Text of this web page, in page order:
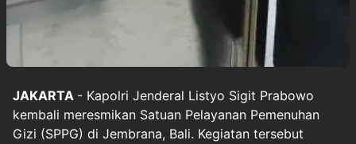
JAKARTA - Kapolri Jenderal Listyo Sigit Prabowo
kembali meresmikan Satuan Pelayanan Pemenuhan
Gizi (SPPG) di Jembrana, Bali. Kegiatan tersebut